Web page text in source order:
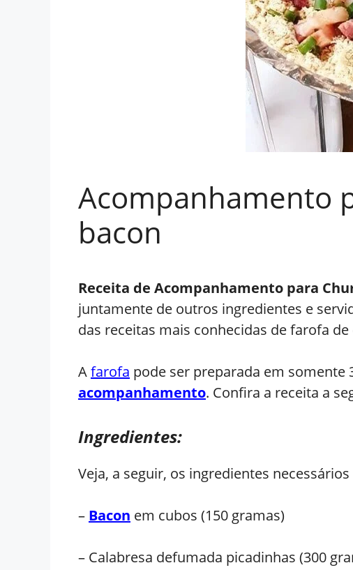
Acompanhamento
bacon
Receita de Acompanhamento para
juntamente de outros ingredientes e
das receitas mais conhecidas de farofa
Afarofa pode ser preparada em somente
acompanhamento. Confira a receita a
Ingredientes:
Veja, a seguir, os ingredientes
– Bacon em cubos (150 gramas)
– Calabresa defumada picadinhas (300